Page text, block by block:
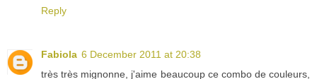
Reply
Fabiola 6 December 2011 at 20:38
très très mignonne, j'aime beaucoup ce combo de couleurs,